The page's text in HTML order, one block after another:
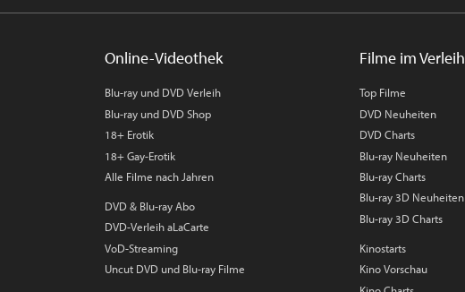
Online-Videothek
Blu-ray und DVD Verleih
Blu-ray und DVD Shop
18+ Erotik
18+ Gay-Erotik
Alle Filme nach Jahren
DVD & Blu-ray Abo
DVD-Verleih aLaCarte
VoD-Streaming
Uncut DVD und Blu-ray Filme
Filme im Verleih
Top Filme
DVD Neuheiten
DVD Charts
Blu-ray Neuheiten
Blu-ray Charts
Blu-ray 3D Neuheiten
Blu-ray 3D Charts
Kinostarts
Kino Vorschau